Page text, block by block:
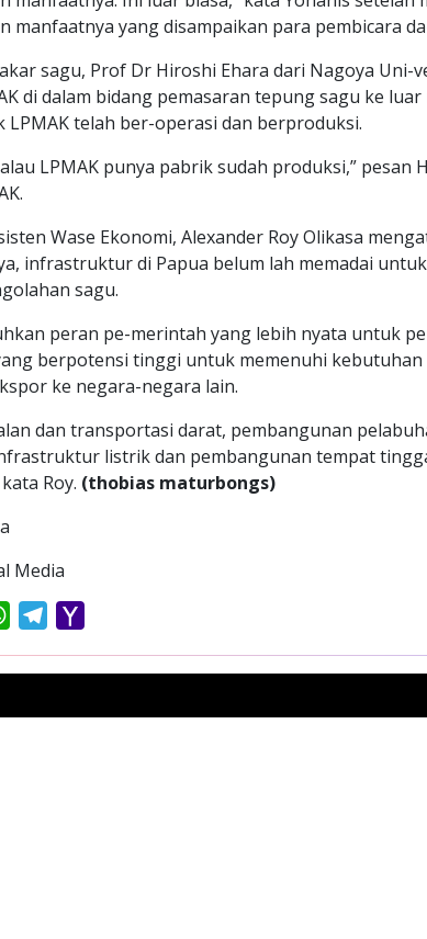
manfaatnya yang disampaikan para pembicara
sagu, Prof Dr Hiroshi Ehara dari Nagoya Uni-
di dalam bidang pemasaran tepung sagu ke
LPMAK telah ber-operasi dan berproduksi.
LPMAK punya pabrik sudah produksi,” pesan
Wase Ekonomi, Alexander Roy Olikasa
infrastruktur di Papua belum lah memadai
sagu.
peran pe-merintah yang lebih nyata untuk
berpotensi tinggi untuk memenuhi
ke negara-negara lain.
dan transportasi darat, pembangunan
listrik dan pembangunan tempat
Roy. (thobias maturbongs)
Media
WhatsAppTelegram